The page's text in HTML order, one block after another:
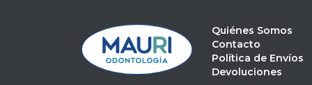
Quiénes Somos
Contacto
Política de Envíos
Devoluciones